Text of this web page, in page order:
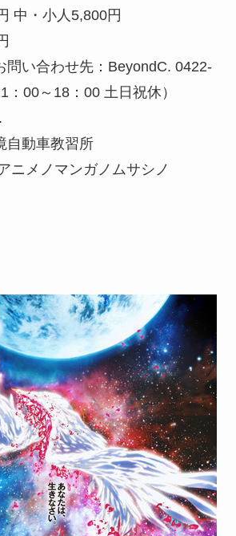
中・小人5,800円
問い合わせ先：BeyondC. 0422-
：00～18：00 土日祝休）
自動車教習所
ニメノマンガノムサシノ